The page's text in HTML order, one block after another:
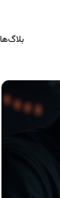
بلاگ‌ها